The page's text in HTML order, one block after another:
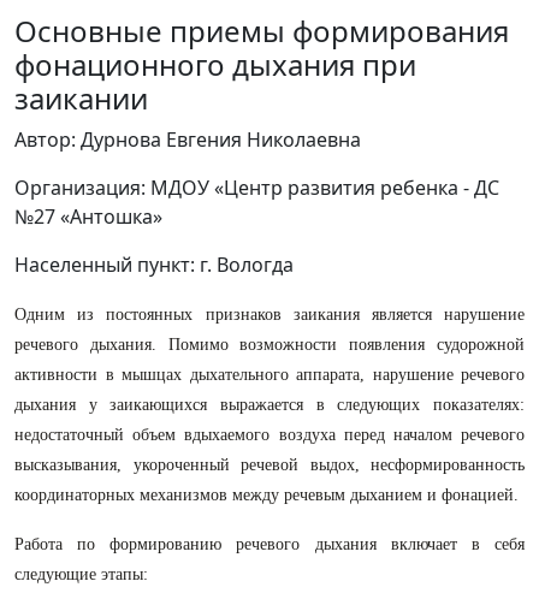
Основные приемы формирования
фонационного дыхания при
заикании
Автор: Дурнова Евгения Николаевна
Организация: МДОУ «Центр развития ребенка - ДС
№27 «Антошка»
Населенный пункт: г. Вологда
Одним из постоянных признаков заикания является нарушение
речевого дыхания. Помимо возможности появления судорожной
активности в мышцах дыхательного аппарата, нарушение речевого
дыхания у заикающихся выражается в следующих показателях:
недостаточный объем вдыхаемого воздуха перед началом речевого
высказывания, укороченный речевой выдох, несформированность
координаторных механизмов между речевым дыханием и фонацией.
Работа по формированию речевого дыхания включает в себя
следующие этапы: